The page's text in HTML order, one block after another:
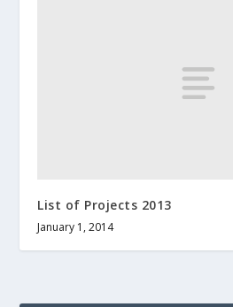
List of Projects 2013
January 1, 2014